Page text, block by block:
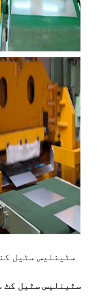
سٹینلیس سٹیل
سٹینلیس سٹیل کٹ